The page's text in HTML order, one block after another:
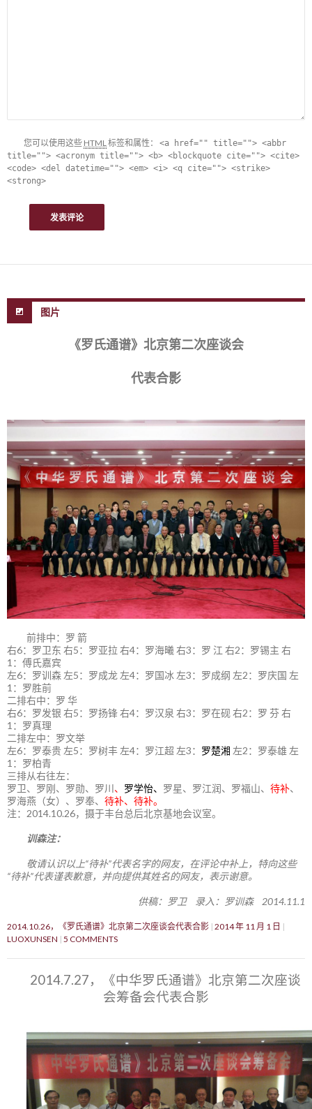
您可以使用这些 HTML标签和属性： <a href="" title=""> <abbr
title=""> <acronym title=""> <b> <blockquote cite=""> <cite>
<code> <del datetime=""> <em> <i> <q cite=""> <strike>
<strong>
图片
《罗氏通谱》北京第二次座谈会
代表合影
前排中：罗 箭
右6：罗卫东 右5：罗亚拉 右4：罗海曦 右3：罗 江 右2：罗锡主 右
1：傅氏嘉宾
左6：罗训森 左5：罗成龙 左4：罗国冰 左3：罗成纲 左2：罗庆国 左
1：罗胜前
二排右中：罗 华
右6：罗发银 右5：罗扬锋 右4：罗汉泉 右3：罗在砚 右2：罗 芬 右
1：罗真理
二排左中：罗文举
左6：罗泰贵 左5：罗树丰 左4：罗江超 左3： 罗楚湘 左2：罗泰雄 左
1：罗柏青
三排从右往左：
罗卫、罗刚、罗勋、罗川 、 罗学怡、 罗星、罗江润、罗福山、 待补、
罗海燕（女）、罗奉、 待补、待补。
注：2014.10.26，摄于丰台总后北京基地会议室。
训森注：
敬请认识以上“待补”代表名字的网友，在评论中补上，特向这些
“待补”代表谨表歉意，并向提供其姓名的网友，表示谢意。
供稿：罗卫 录入：罗训森 2014.11.1
2014.10.26，《罗氏通谱》北京第二次座谈会代表合影 2014 年 11 月 1 日
LUOXUNSEN 5 COMMENTS
2014.7.27，《中华罗氏通谱》北京第二次座谈
会筹备会代表合影